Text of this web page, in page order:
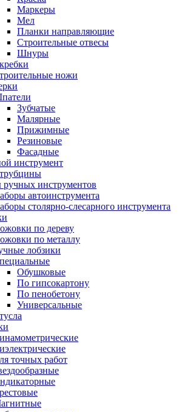
Маркеры
Мел
Планки направляющие
Строительные отвесы
Шнуры
ножи
Зубчатые
Малярные
Прижимные
Резиновые
Фасадные
инструмент
инструментов
автоинструмента
столярно-слесарного инструмента
по дереву
по металлу
лобзики
Обушковые
По гипсокартону
По пенобетону
Универсальные
точных работ